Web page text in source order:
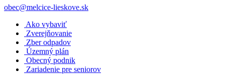
obec@melcice-lieskove.sk
Ako vybaviť
Zverejňovanie
Zber odpadov
Územný plán
Obecný podnik
Zariadenie pre seniorov